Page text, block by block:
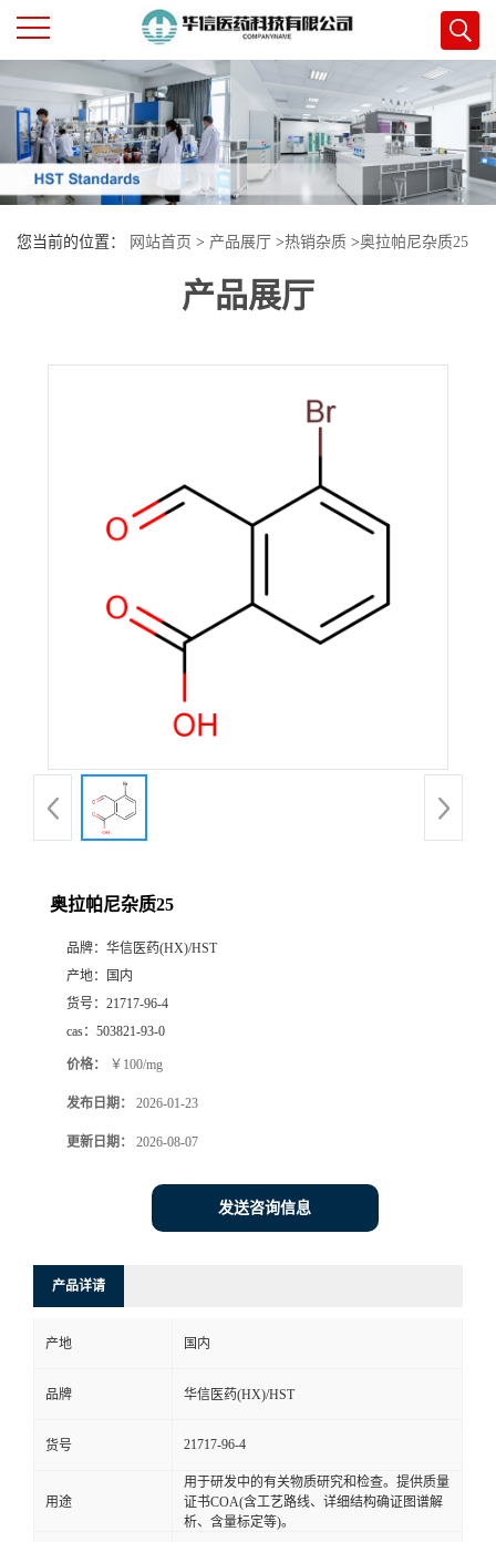
公
司
首
页
司
书
誉
方
您当前的位置： 网站首页 > 产品展厅 >热销杂质 >奥拉帕尼杂质25
产品展厅
奥拉帕尼杂质25
品牌： 华信医药(HX)/HST
产地：
国内
货号： 21717-96-4
cas： 503821-93-0
价格： ￥100/mg
发布日期： 2026-01-23
更新日期： 2026-08-07
发送咨询信息
产品详请
产地 国内
品牌 华信医药(HX)/HST
货号 21717-96-4
用途
用于研发中的有关物质研究和检查。提供质量
证书COA(含工艺路线、详细结构确证图谱解
析、含量标定等)。